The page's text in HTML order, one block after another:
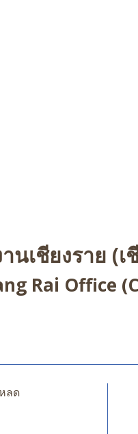
เชียงราย (เ
Rai Office
ลด